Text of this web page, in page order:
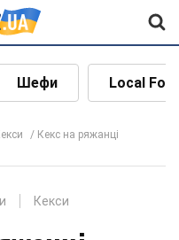
Шефи Local
Кекс на ряжанці
Кекси